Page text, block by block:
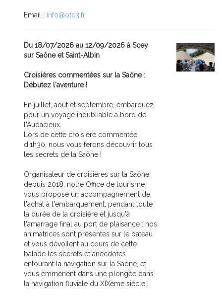
Email : info@otc3.fr
Du 18/07/2026 au 12/09/2026 à Scey
sur Saône et Saint-Albin
Croisières commentées sur la Saône :
Débutez l'aventure !
En juillet, août et septembre, embarquez
pour un voyage inoubliable à bord de
l'Audacieux.
Lors de cette croisière commentée
d'1h30, nous vous ferons découvrir tous
les secrets de la Saône !
Organisateur de croisières sur la Saône
depuis 2018, notre Office de tourisme
vous propose un accompagnement de
l'achat à l'embarquement, pendant toute
la durée de la croisière et jusqu'à
l'amarrage final au port de plaisance : nos
animatrices sont présentes sur le bateau
et vous dévoilent au cours de cette
balade les secrets et anecdotes
entourant la navigation sur la Saône, et
vous emmènent dans une plongée dans
la navigation fluviale du XIXème siècle !